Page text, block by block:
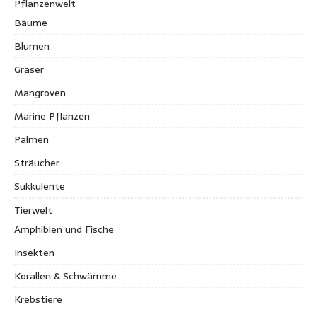
Pflanzenwelt
Bäume
Blumen
Gräser
Mangroven
Marine Pflanzen
Palmen
Sträucher
Sukkulente
Tierwelt
Amphibien und Fische
Insekten
Korallen & Schwämme
Krebstiere